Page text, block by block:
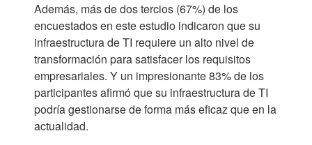
Además, más de dos tercios (67%) de los
encuestados en este estudio indicaron que su
infraestructura de TI requiere un alto nivel de
transformación para satisfacer los requisitos
empresariales. Y un impresionante 83% de los
participantes afirmó que su infraestructura de TI
podría gestionarse de forma más eficaz que en la
actualidad.